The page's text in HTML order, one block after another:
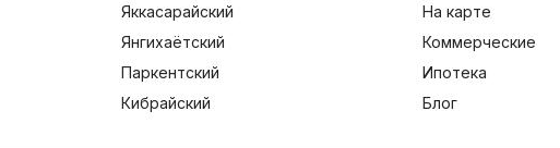
Яккасарайский
Янгихаётский
Паркентский
Кибрайский
На карте
Коммерческие
Ипотека
Блог